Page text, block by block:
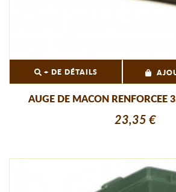
+ DE DÉTAILS
AUGE DE MACON RENFORCEE
23,35 €